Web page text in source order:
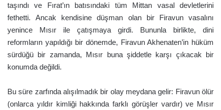
taşındı ve Fırat’ın batısındaki tüm Mittan vasal devletlerini
fethetti. Ancak kendisine düşman olan bir Firavun vasalını
yenince Mısır ile çatışmaya girdi. Bununla birlikte, dini
reformların yapıldığı bir dönemde, Firavun Akhenaten’in hüküm
sürdüğü bir zamanda, Mısır buna şiddetle karşı çıkacak bir
konumda değildi.
Bu süre zarfında alışılmadık bir olay meydana gelir: Firavun ölür
(onlarca yıldır kimliği hakkında farklı görüşler vardır) ve Mısır